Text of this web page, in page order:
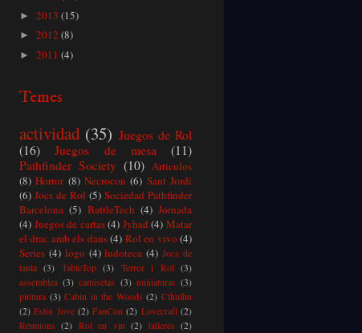
► 2013 (15)
► 2012 (8)
► 2011 (4)
Temes
actividad (35) Juegos de Rol
(16)
Juegos de mesa
(11)
Pathfinder Society (10) Articulos
(8) Horror (8) Necrocon (6) Sant Jordi
(6) Jocs de Rol (5) Sociedad Pathfinder
Barcelona (5) BattleTech (4) Jornada
(4) Juegos de cartas(4) Jyhad (4) Matar
el drac amb els daus(4) Rol en vivo (4)
Series (4) logo (4) ludoteca (4) Jocs de
taula (3) TableTop (3) Terror i Rol (3)
assemblea (3) camisetas (3) miniaturas (3)
pintura (3) Cabin in the Woods (2) Cthulhu
(2) Estiu Jove (2) FanCon (2) Lovecraft (2)
Reunions (2) Rol en viu (2) talleres (2)